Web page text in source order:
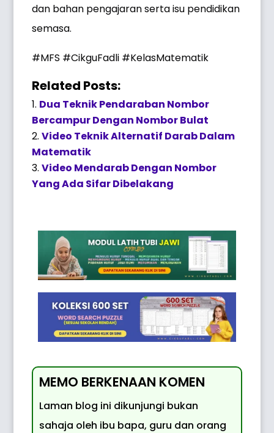
dan bahan pengajaran serta isu pendidikan
semasa.
#MFS #CikguFadli #KelasMatematik
Related Posts:
Dua Teknik Pendaraban Nombor
Bercampur Dengan Nombor Bulat
Video Teknik Alternatif Darab Dalam
Matematik
Video Mendarab Dengan Nombor
Yang Ada Sifar Dibelakang
MEMO BERKENAAN KOMEN
Laman blog ini dikunjungi bukan
sahaja oleh ibu bapa, guru dan orang